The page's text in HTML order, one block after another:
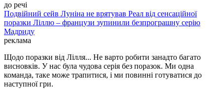
до речі
Подвійний сейв Луніна не врятував Реал від сенсаційної
поразки Ліллю – французи зупинили безпрограшну серію
Мадриду
реклама
Щодо поразки від Лілля... Не варто робити занадто багато
висновків. У нас була чудова серія без поразок. Ми одна
команда, таке може трапитися, і ми повинні готуватися до
наступної гри.